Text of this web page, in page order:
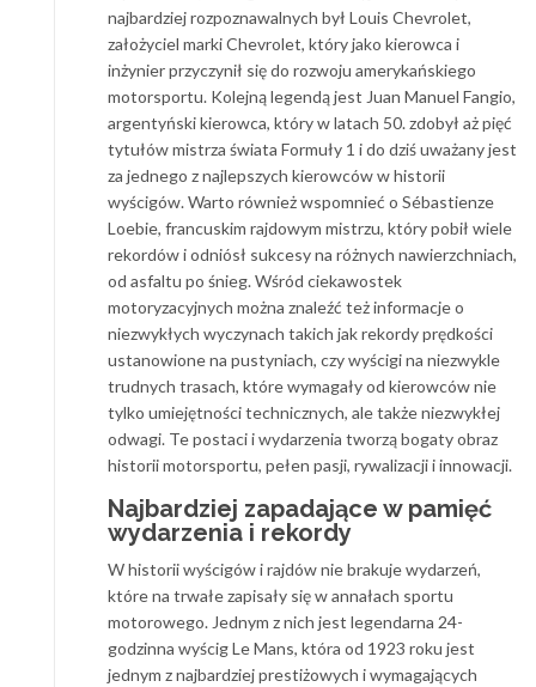
najbardziej rozpoznawalnych był Louis Chevrolet,
założyciel marki Chevrolet, który jako kierowca i
inżynier przyczynił się do rozwoju amerykańskiego
motorsportu. Kolejną legendą jest Juan Manuel Fangio,
argentyński kierowca, który w latach 50. zdobył aż pięć
tytułów mistrza świata Formuły 1 i do dziś uważany jest
za jednego z najlepszych kierowców w historii
wyścigów. Warto również wspomnieć o Sébastienze
Loebie, francuskim rajdowym mistrzu, który pobił wiele
rekordów i odniósł sukcesy na różnych nawierzchniach,
od asfaltu po śnieg. Wśród ciekawostek
motoryzacyjnych można znaleźć też informacje o
niezwykłych wyczynach takich jak rekordy prędkości
ustanowione na pustyniach, czy wyścigi na niezwykle
trudnych trasach, które wymagały od kierowców nie
tylko umiejętności technicznych, ale także niezwykłej
odwagi. Te postaci i wydarzenia tworzą bogaty obraz
historii motorsportu, pełen pasji, rywalizacji i innowacji.
Najbardziej zapadające w pamięć
wydarzenia i rekordy
W historii wyścigów i rajdów nie brakuje wydarzeń,
które na trwałe zapisały się w annałach sportu
motorowego. Jednym z nich jest legendarna 24-
godzinna wyścig Le Mans, która od 1923 roku jest
jednym z najbardziej prestiżowych i wymagających